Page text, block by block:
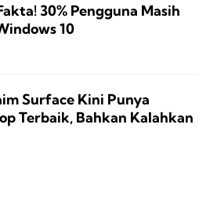
30% Pengguna Masih
10
Surface Kini Punya
Terbaik, Bahkan Kalahkan